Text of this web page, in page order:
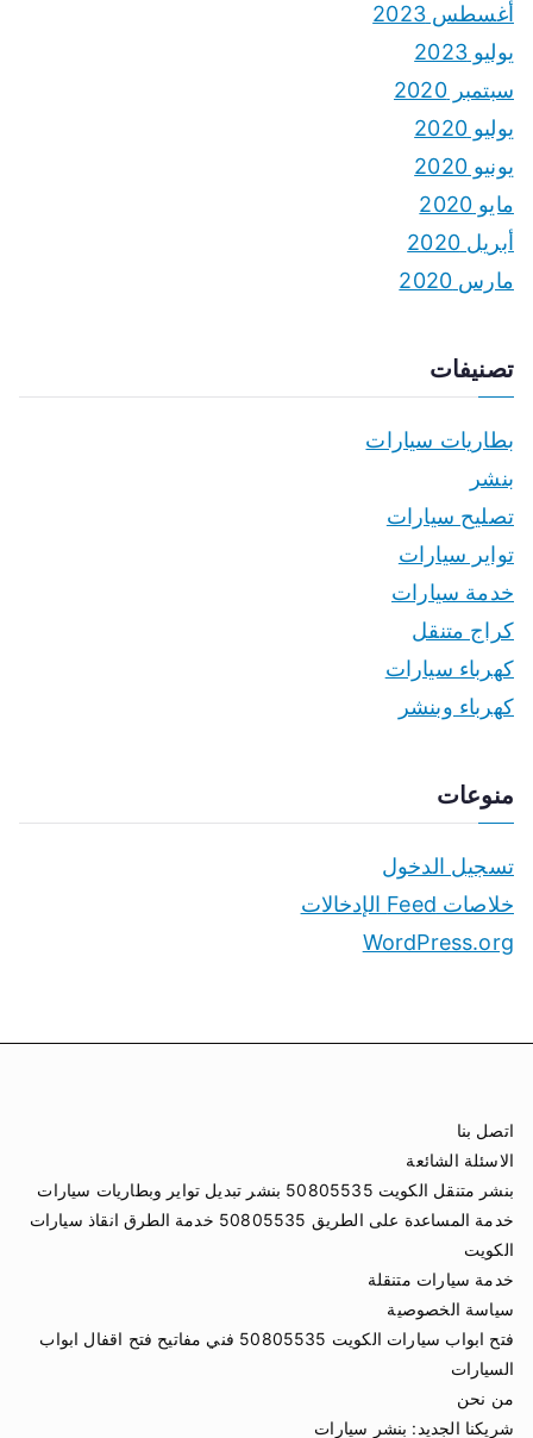
أغسطس 2023
يوليو 2023
سبتمبر 2020
يوليو 2020
يونيو 2020
مايو 2020
أبريل 2020
مارس 2020
تصنيفات
بطاريات سيارات
بنشر
تصليح سيارات
تواير سيارات
خدمة سيارات
كراج متنقل
كهرباء سيارات
كهرباء وبنشر
منوعات
تسجيل الدخول
خلاصات Feed الإدخالات
WordPress.org
اتصل بنا
الاسئلة الشائعة
بنشر متنقل الكويت 50805535 بنشر تبديل تواير وبطاريات سيارات
خدمة المساعدة على الطريق 50805535 خدمة الطرق انقاذ سيارات
الكويت
خدمة سيارات متنقلة
سياسة الخصوصية
فتح ابواب سيارات الكويت 50805535 فني مفاتيح فتح اقفال ابواب
السيارات
من نحن
شريكنا الجديد: بنشر سيارات